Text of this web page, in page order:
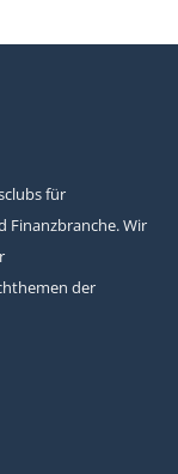
für
Finanzbranche. Wir
der